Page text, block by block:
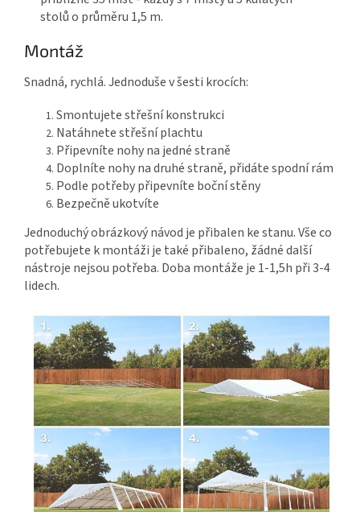
stolů o průměru 1,5 m.
Montáž
Snadná, rychlá. Jednoduše v šesti krocích:
Smontujete střešní konstrukci
Natáhnete střešní plachtu
Připevníte nohy na jedné straně
Doplníte nohy na druhé straně, přidáte spodní rám
Podle potřeby připevníte boční stěny
Bezpečně ukotvíte
Jednoduchý obrázkový návod je přibalen ke stanu. Vše co
potřebujete k montáži je také přibaleno, žádné další
nástroje nejsou potřeba. Doba montáže je 1-1,5h při 3-4
lidech.